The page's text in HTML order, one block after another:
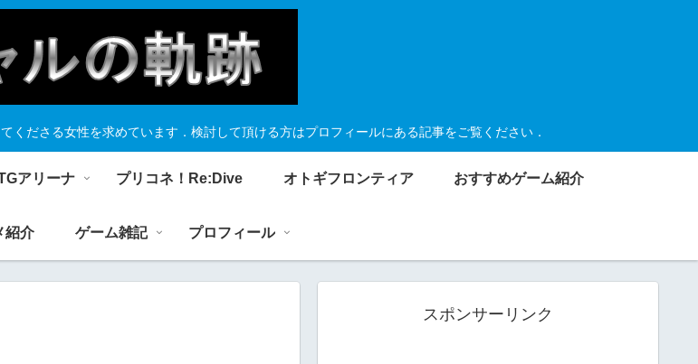
ださる女性を求めています．検討して頂ける方はプロフィールにある記事をご覧ください．
アリーナ プリコネ！Re:Dive オトギフロンティア おすすめゲーム紹介
紹介 ゲーム雑記 プロフィール
スポンサーリンク